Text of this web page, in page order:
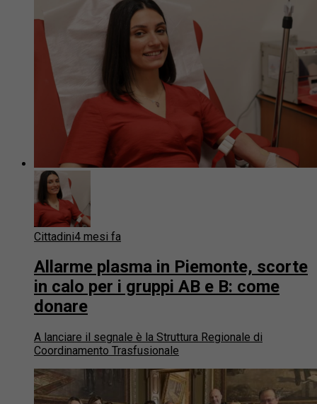
Cittadini4 mesi fa
Allarme plasma in Piemonte, scorte
in calo per i gruppi AB e B: come
donare
A lanciare il segnale è la Struttura Regionale di
Coordinamento Trasfusionale